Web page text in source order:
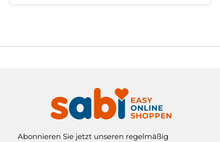
Abonnieren Sie jetzt unseren regelmäßig